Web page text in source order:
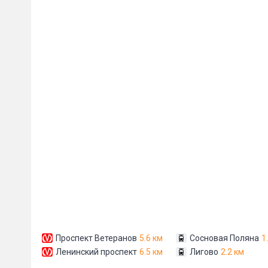
Проспект Ветеранов 5.6 км
Ленинский проспект 6.5 км
Сосновая Поляна
Лигово 2.2 км